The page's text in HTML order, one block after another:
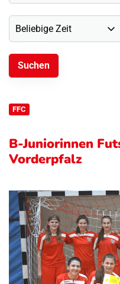
FFC
B-Juniorinnen
Vorderpfalz